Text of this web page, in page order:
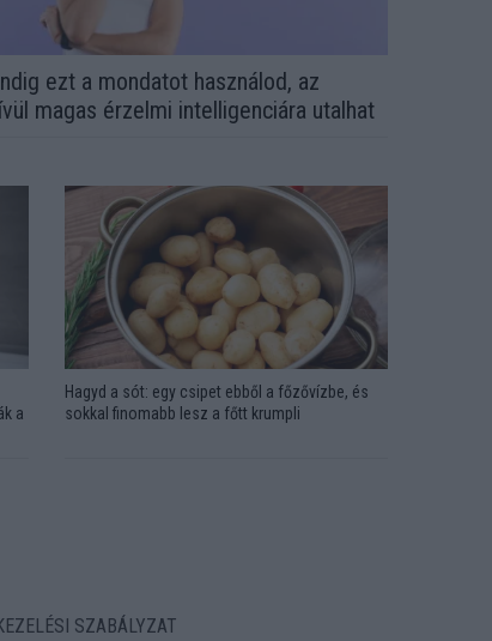
ezt a mondatot használod, az
magas érzelmi intelligenciára utalhat
a
Hagyd a sót: egy csipet ebből a főzővízbe, és
sokkal finomabb lesz a főtt krumpli
SZABÁLYZAT